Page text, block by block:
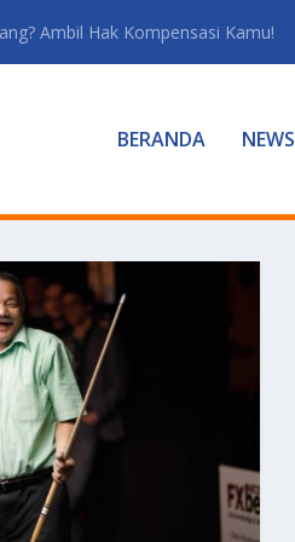
Ambil Hak Kompensasi Kamu!
BERANDA NEWS